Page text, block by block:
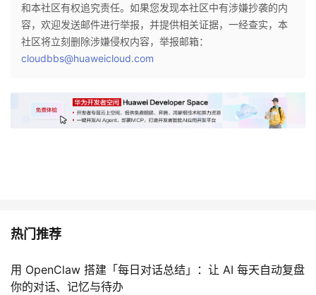
和本社区有权追究责任。如果您发现本社区中有涉嫌抄袭的内
容，欢迎发送邮件进行举报，并提供相关证据，一经查实，本
社区将立刻删除涉嫌侵权内容，举报邮箱：
cloudbbs@huaweicloud.com
热门推荐
用 OpenClaw 搭建「每日对话总结」：让 AI 每天自动复盘
你的对话、记忆与待办